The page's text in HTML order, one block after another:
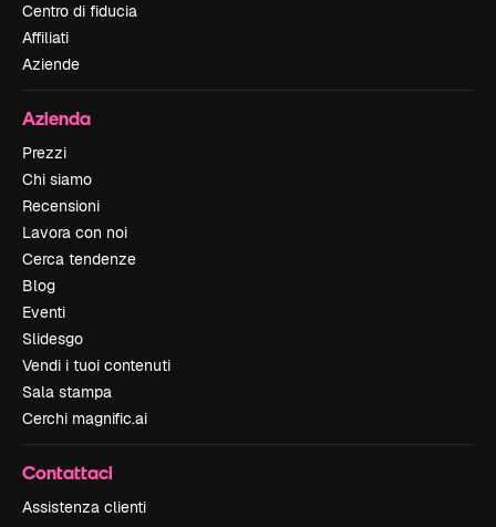
Centro di fiducia
Affiliati
Aziende
Azienda
Prezzi
Chi siamo
Recensioni
Lavora con noi
Cerca tendenze
Blog
Eventi
Slidesgo
Vendi i tuoi contenuti
Sala stampa
Cerchi magnific.ai
Contattaci
Assistenza clienti